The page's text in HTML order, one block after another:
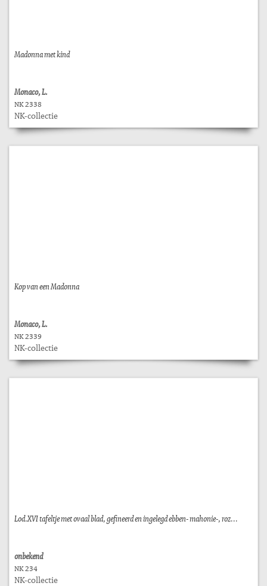
Madonna met kind
Monaco, L.
NK 2338
NK-collectie
Kop van een Madonna
Monaco, L.
NK 2339
NK-collectie
Lod.XVI tafeltje met ovaal blad, gefineerd en ingelegd ebben- mahonie-, roz...
onbekend
NK 234
NK-collectie